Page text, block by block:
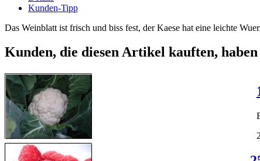
Kunden-Tipp
Das Weinblatt ist frisch und biss fest, der Kaese hat eine leichte
Kunden, die diesen Artikel kauften,